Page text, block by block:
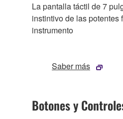
La pantalla táctil de 7
instintivo de las potentes
instrumento
Saber más
Botones y